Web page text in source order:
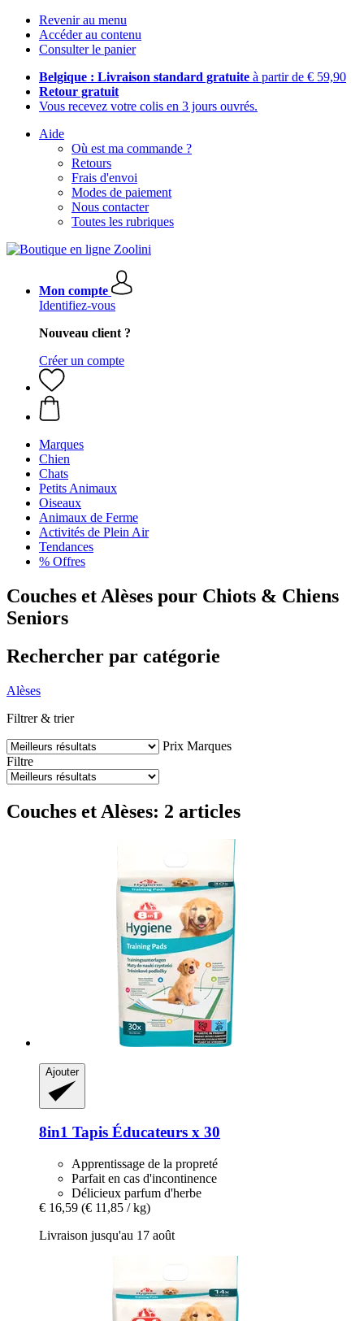
Revenir au menu
Accéder au contenu
Consulter le panier
Belgique : Livraison standard gratuite à partir de € 59,90
Retour gratuit
Vous recevez votre colis en 3 jours ouvrés.
Aide
Où est ma commande ?
Retours
Frais d'envoi
Modes de paiement
Nous contacter
Toutes les rubriques
Mon compte
Identifiez-vous
Nouveau client ?
Créer un compte
Marques
Chien
Chats
Petits Animaux
Oiseaux
Animaux de Ferme
Activités de Plein Air
Tendances
% Offres
Couches et Alèses pour Chiots & Chiens
Seniors
Rechercher par catégorie
Alèses
Filtrer & trier
Prix Marques
Filtre
Couches et Alèses: 2 articles
Ajouter
8in1 Tapis Éducateurs x 30
Apprentissage de la propreté
Parfait en cas d'incontinence
Délicieux parfum d'herbe
€ 16,59 (€ 11,85 / kg)
Livraison jusqu'au 17 août